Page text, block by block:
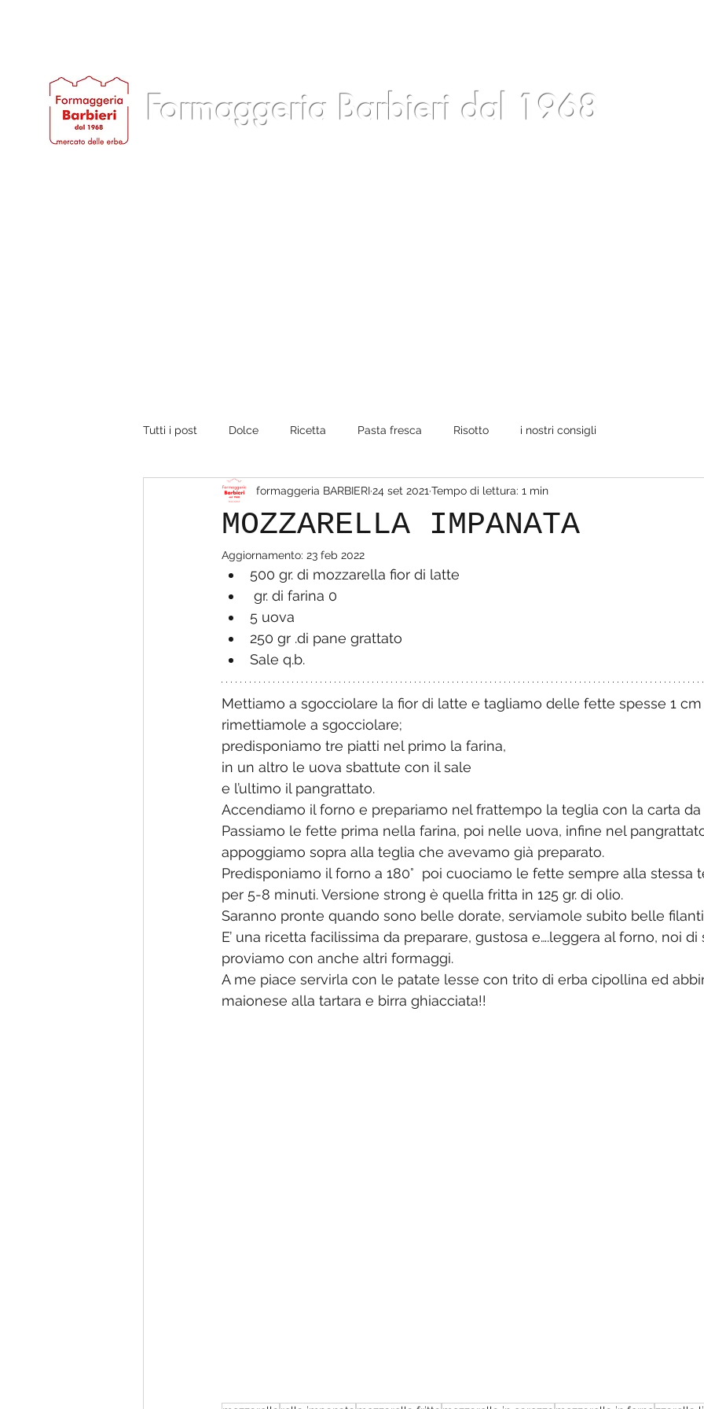
Formaggeria Barbieri dal 1968
Tutti i post Dolce Ricetta Pasta fresca Risotto i nostri consigli
MOZZARELLA IMPANATA
formaggeria BARBIERI24 set 2021 Tempo di lettura: 1 min
Aggiornamento: 23 feb 2022
500 gr. di mozzarella fior di latte
gr. di farina 0
5 uova
250 gr .di pane grattato
Sale q.b.
Mettiamo a sgocciolare la fior di latte e tagliamo delle fette spesse 1 cm
rimettiamole a sgocciolare;
predisponiamo tre piatti nel primo la farina,
in un altro le uova sbattute con il sale
e l’ultimo il pangrattato.
Accendiamo il forno e prepariamo nel frattempo la teglia con la carta da
Passiamo le fette prima nella farina, poi nelle uova, infine nel
appoggiamo sopra alla teglia che avevamo già preparato.
Predisponiamo il forno a 180°  poi cuociamo le fette sempre alla stessa
per 5-8 minuti. Versione strong è quella fritta in 125 gr. di olio.
Saranno pronte quando sono belle dorate, serviamole subito belle
E’ una ricetta facilissima da preparare, gustosa e….leggera al forno, noi di
proviamo con anche altri formaggi.
A me piace servirla con le patate lesse con trito di erba cipollina ed
maionese alla tartara e birra ghiacciata!!